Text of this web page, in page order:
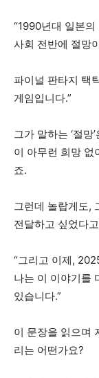
“1990년대 일본
사회 전반에 절망
파이널 판타지 택
게임입니다.”
그가 말하는 ‘절
이 아무런 희망 없
죠.
그런데 놀랍게도,
전달하고 싶었다
“그리고 이제,
나는 이 이야기를
있습니다.”
이 문장을 읽으며
리는 어떤가요?